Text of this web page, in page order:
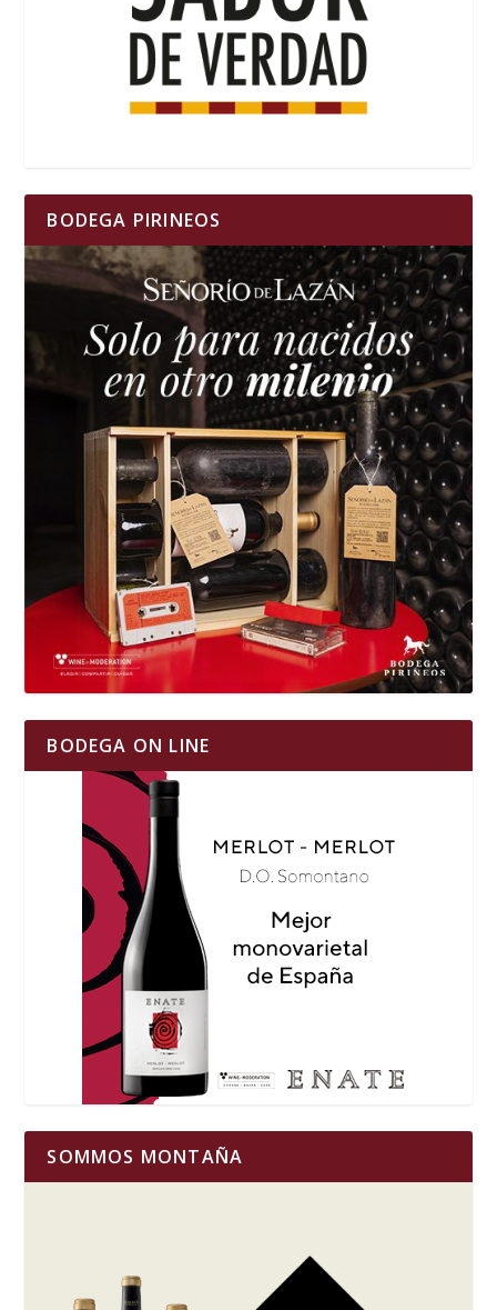
BODEGA PIRINEOS
BODEGA ON LINE
SOMMOS MONTAÑA